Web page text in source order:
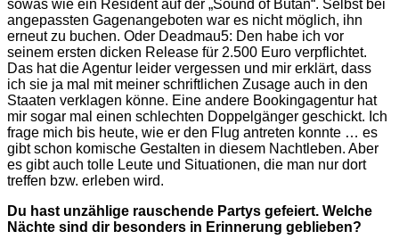
sowas wie ein Resident auf der „Sound of Butan“. Selbst bei
angepassten Gagenangeboten war es nicht möglich, ihn
erneut zu buchen. Oder Deadmau5: Den habe ich vor
seinem ersten dicken Release für 2.500 Euro verpflichtet.
Das hat die Agentur leider vergessen und mir erklärt, dass
ich sie ja mal mit meiner schriftlichen Zusage auch in den
Staaten verklagen könne. Eine andere Bookingagentur hat
mir sogar mal einen schlechten Doppelgänger geschickt. Ich
frage mich bis heute, wie er den Flug antreten konnte … es
gibt schon komische Gestalten in diesem Nachtleben. Aber
es gibt auch tolle Leute und Situationen, die man nur dort
treffen bzw. erleben wird.
Du hast unzählige rauschende Partys gefeiert. Welche
Nächte sind dir besonders in Erinnerung geblieben?